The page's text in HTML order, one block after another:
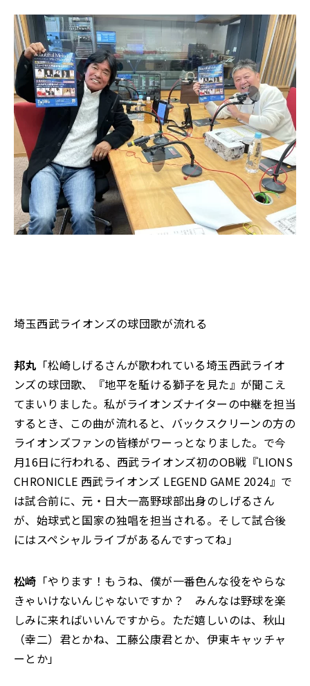
――埼玉西武ライオンズの球団歌が流れる――
邦丸 「松崎しげるさんが歌われている埼玉西武ライオ
ンズの球団歌、『地平を駈ける獅子を見た』が聞こえ
てまいりました。私がライオンズナイターの中継を担当
するとき、この曲が流れると、バックスクリーンの方の
ライオンズファンの皆様がワーっとなりました。で今
月16日に行われる、西武ライオンズ初のOB戦『LIONS
CHRONICLE 西武ライオンズ LEGEND GAME 2024』で
は試合前に、元・日大一高野球部出身のしげるさん
が、始球式と国家の独唱を担当される。そして試合後
にはスペシャルライブがあるんですってね」
松崎 「やります！もうね、僕が一番色んな役をやらな
きゃいけないんじゃないですか？ みんなは野球を楽
しみに来ればいいんですから。ただ嬉しいのは、秋山
（幸二）君とかね、工藤公康君とか、伊東キャッチャ
ーとか」